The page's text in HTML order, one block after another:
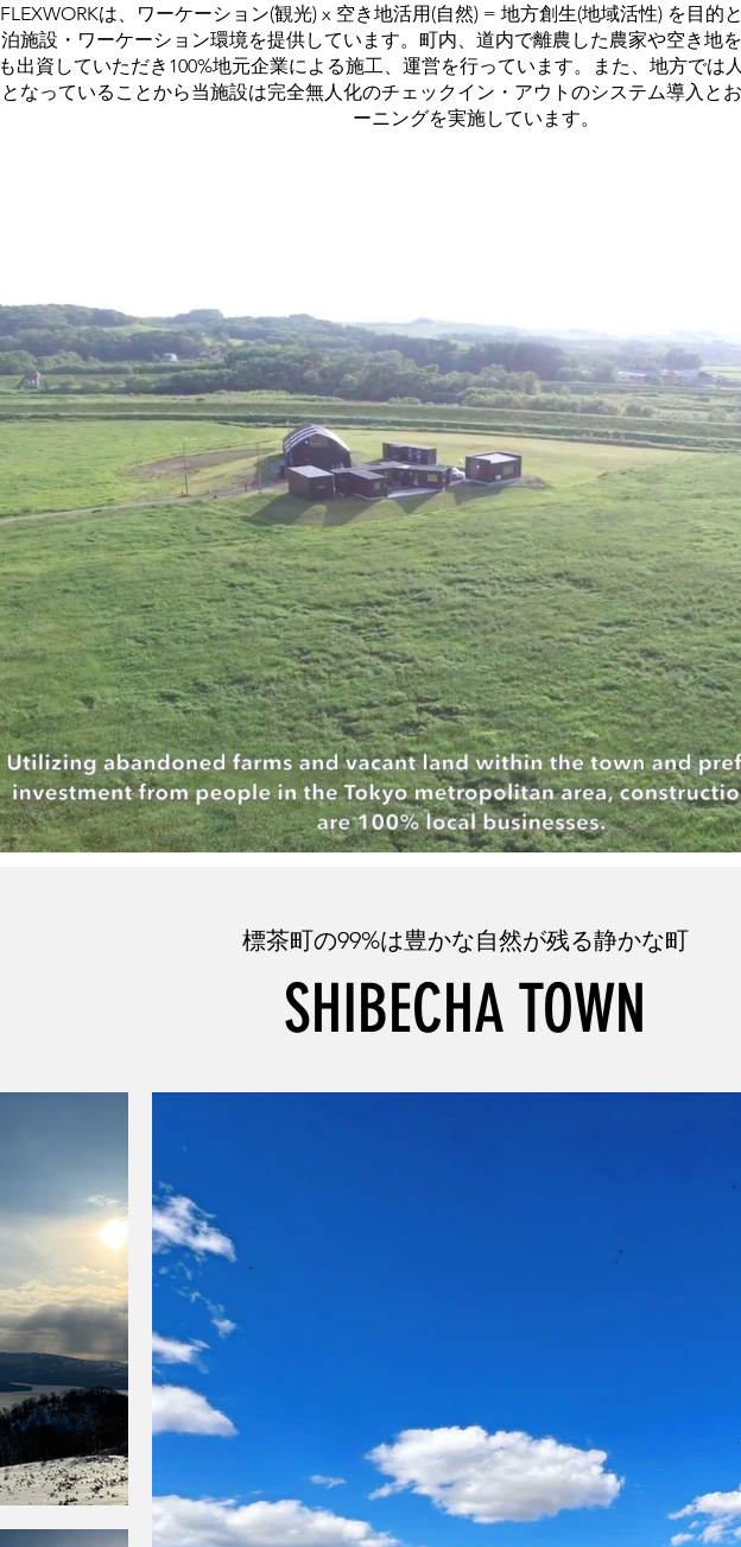
FLEXWORKは、ワーケーション(観光) x 空き地活用(自然) = 地方創生(地域活性) を目的
泊施設・ワーケーション環境を提供しています。町内、道内で離農した農家や空き地
も出資していただき100%地元企業による施工、運営を行っています。また、地方では
となっていることから当施設は完全無人化のチェックイン・アウトのシステム導入と
ーニングを実施しています。
標茶町の99%は豊かな自然が残る静かな町
SHIBECHA TOWN